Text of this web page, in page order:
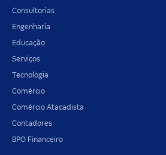
Consultorias
Engenharia
Educação
Serviços
Tecnologia
Comércio
Comércio Atacadista
Contadores
BPO Financeiro